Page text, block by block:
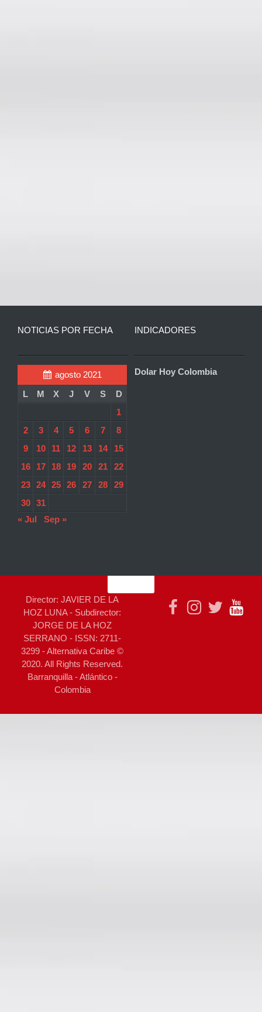
NOTICIAS POR FECHA
agosto 2021
L
M X J V S
D
1
2
3 4 5 6 7
8
9
10 11 12 13 14
15
16
17 18 19 20 21
22
23
24 25 26 27 28
29
30
31
« Jul
Sep »
INDICADORES
Dolar Hoy Colombia
Director: JAVIER DE LA
HOZ LUNA - Subdirector:
JORGE DE LA HOZ
SERRANO - ISSN: 2711-
3299 - Alternativa Caribe ©
2020. All Rights Reserved.
Barranquilla - Atlántico -
Colombia